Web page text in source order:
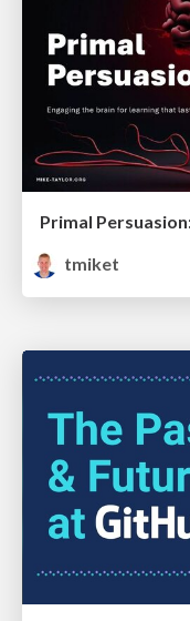
tmiket